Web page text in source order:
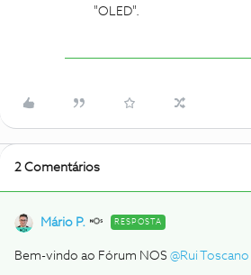
"OLED".
2 Comentários
Mário P. RESPOSTA
Bem-vindo ao Fórum NOS @Rui Toscano